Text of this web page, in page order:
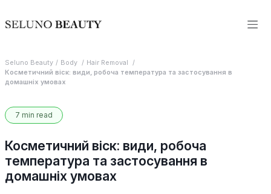
Seluno Beauty Body
Hair Removal
Косметичний віск: види, робоча температура та застосування в
домашніх умовах
7 min read
Косметичний віск: види, робоча
температура та застосування в
домашніх умовах